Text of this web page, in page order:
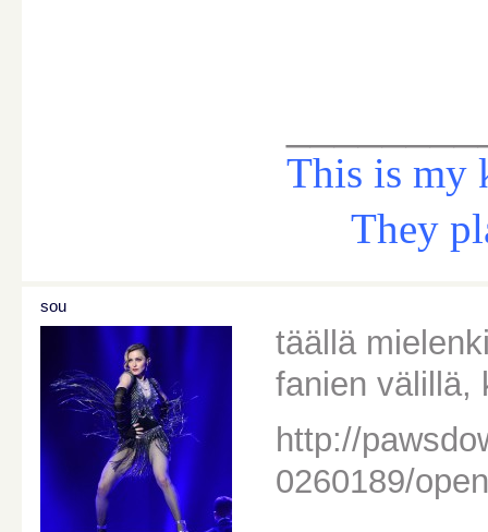
This is my
They
sou
täällä
fanien välillä,
http://
0260189/